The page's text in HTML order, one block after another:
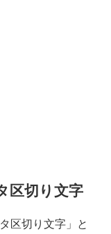
切り文字
区切り文字」と